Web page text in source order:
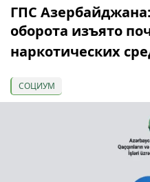
ГПС
оборота изъято
наркотических
СОЦИУМ